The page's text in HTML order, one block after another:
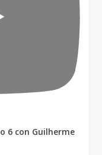
6 con Guilherme